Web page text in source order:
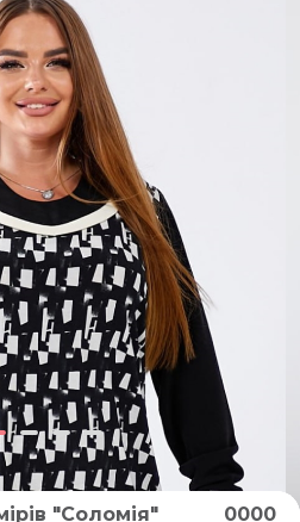
"Соломія" 0000